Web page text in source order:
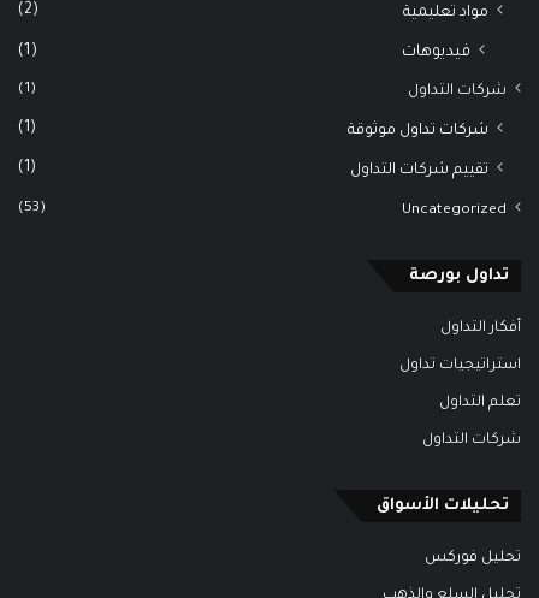
مواد تعليمية (2)
فيديوهات (1)
شركات التداول (1)
شركات تداول موثوقة (1)
تقييم شركات التداول (1)
Uncategorized
(53)
تداول بورصة
أفكار التداول
استراتيجيات تداول
تعلم التداول
شركات التداول
تحليلات الأسواق
تحليل فوركس